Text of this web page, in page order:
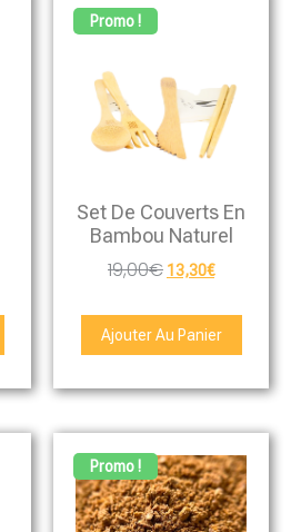
Promo !
Set De Couverts En
Bambou Naturel
19,00€ 13,30€
Ajouter Au Panier
Promo !